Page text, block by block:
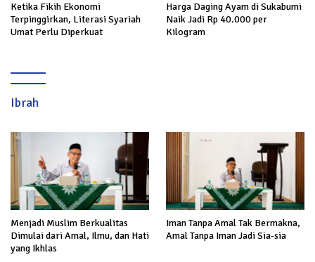
Ketika Fikih Ekonomi
Terpinggirkan, Literasi Syariah
Umat Perlu Diperkuat
Harga Daging Ayam di Sukabumi
Naik Jadi Rp 40.000 per
Kilogram
Ibrah
Menjadi Muslim Berkualitas
Dimulai dari Amal, Ilmu, dan Hati
yang Ikhlas
Iman Tanpa Amal Tak Bermakna,
Amal Tanpa Iman Jadi Sia-sia